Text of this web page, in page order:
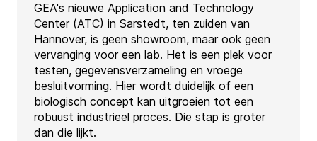
GEA's nieuwe Application and Technology
Center (ATC) in Sarstedt, ten zuiden van
Hannover, is geen showroom, maar ook geen
vervanging voor een lab. Het is een plek voor
testen, gegevensverzameling en vroege
besluitvorming. Hier wordt duidelijk of een
biologisch concept kan uitgroeien tot een
robuust industrieel proces. Die stap is groter
dan die lijkt.